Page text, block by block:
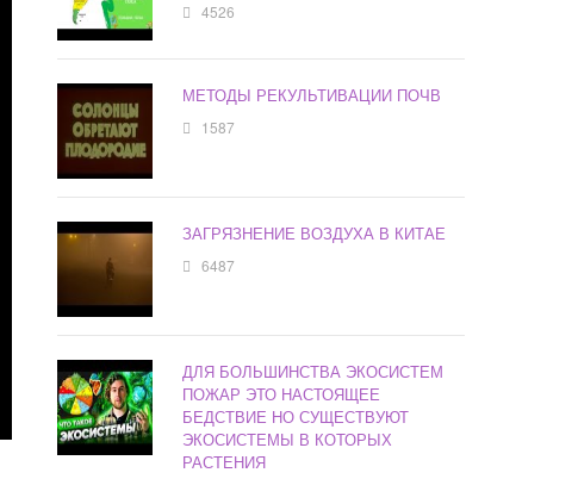
4526
МЕТОДЫ РЕКУЛЬТИВАЦИИ ПОЧВ
1587
ЗАГРЯЗНЕНИЕ ВОЗДУХА В КИТАЕ
6487
ДЛЯ БОЛЬШИНСТВА ЭКОСИСТЕМ
ПОЖАР ЭТО НАСТОЯЩЕЕ
БЕДСТВИЕ НО СУЩЕСТВУЮТ
ЭКОСИСТЕМЫ В КОТОРЫХ
РАСТЕНИЯ